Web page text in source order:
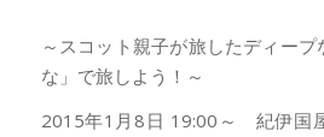
～スコット親子が旅したディー
な」で旅しよう！～
2015年1月8日 19:00～ 紀伊国